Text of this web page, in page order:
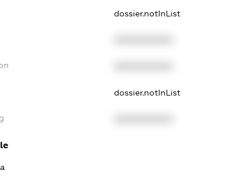
dossier.notInList
dossier.notInList